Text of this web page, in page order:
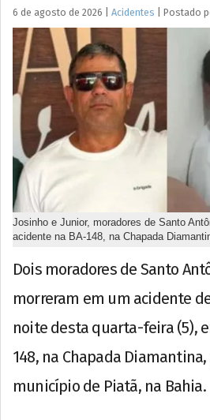
6 de agosto de 2026 Acidentes Postado
Josinho e Junior, moradores de Santo
acidente na BA-148, na Chapada
Dois moradores de Santo
morreram em um acidente
noite desta quarta-feira (5),
148, na Chapada
município de Piatã, na Bahia.